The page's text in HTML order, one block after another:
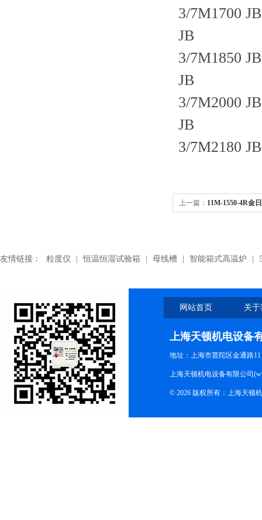
3/7M1700
JB
3/7M1850
JB
3/7M2000
JB
3/7M2180
上一篇： 11M-1550-4R金
友情链接： 粒度仪 恒温恒湿试验箱 母线槽 智能箱式高温炉
网站首页 关
上海天顿机电设备
地址：上海市普陀区金通路
上海天顿机电设备有限公司
© 2026 版权所有：上海天顿